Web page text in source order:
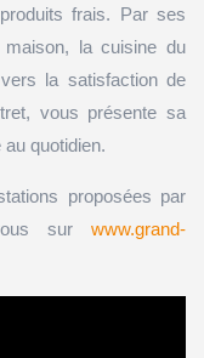
frais. Par ses
la cuisine du
la satisfaction de
vous présente sa
quotidien.
proposées par
sur www.grand-